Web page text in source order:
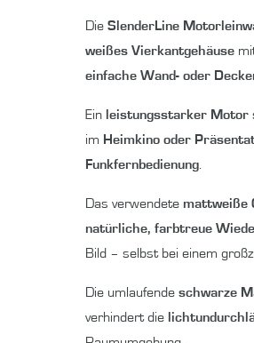
Die SlenderLine
weißes Vierkantgehäuse
einfache Wand- oder
Ein leistungsstarker Motor
im Heimkino oder
Funkfernbedienung
Das verwendete mattweiße
natürliche, farbtreue
Bild – selbst bei einem
Die umlaufende schwarze
verhindert die